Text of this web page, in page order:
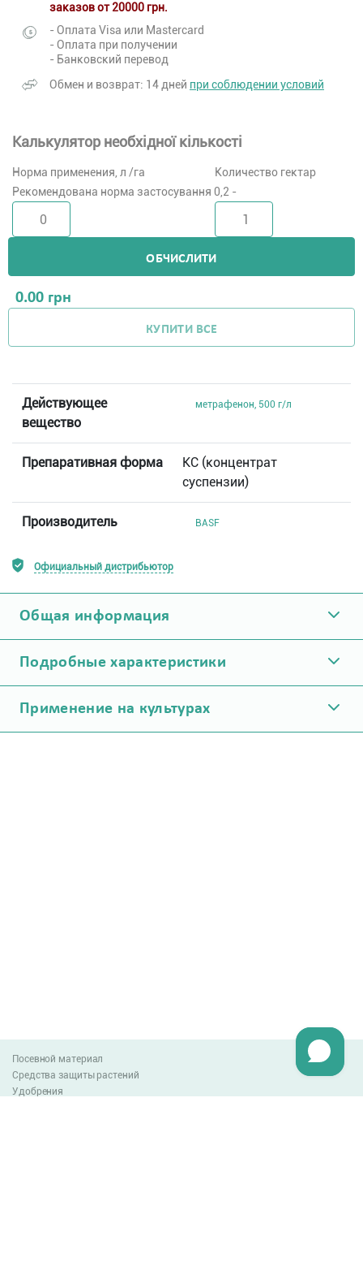
заказов от 20000 грн.
- Оплата Visa или Mastercard
- Оплата при получении
- Банковский перевод
Обмен и возврат: 14 дней при соблюдении условий
Калькулятор необхідної кількості
Норма применения, л /га
Количество гектар
Рекомендована норма застосування 0,2 -
ОБЧИСЛИТИ
0.00 грн
КУПИТИ ВСЕ
Действующее
вещество
метрафенон, 500 г/л
Препаративная форма
КC (концентрат
суспензии)
Производитель BASF
Официальный дистрибьютор
Общая информация
Подробные характеристики
Применение на культурах
Посевной материал
Средства защиты растений
Удобрения